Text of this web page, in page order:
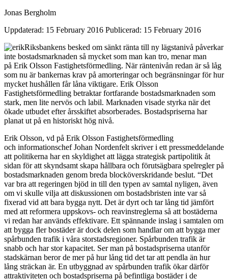
Jonas Bergholm
Uppdaterad: 15 February 2016 Publicerad: 15 February 2016
Riksbankens besked om sänkt ränta till ny lägstanivå påverkar
inte bostadsmarknaden så mycket som man kan tro, menar man
på Erik Olsson Fastighetsförmedling. När räntenivån redan är så låg
som nu är bankernas krav på amorteringar och begränsningar för hur
mycket hushållen får låna viktigare. Erik Olsson
Fastighetsförmedling betraktar fortfarande bostadsmarknaden som
stark, men lite nervös och labil. Marknaden visade styrka när det
ökade utbudet efter årsskiftet absorberades. Bostadspriserna har
planat ut på en historiskt hög nivå.
Erik Olsson, vd på Erik Olsson Fastighetsförmedling
och informationschef Johan Nordenfelt skriver i ett pressmeddelande
att politikerna har en skyldighet att lägga strategisk partipolitik åt
sidan för att skyndsamt skapa hållbara och förutsägbara spelregler på
bostadsmarknaden genom breda blocköverskridande beslut. “Det
var bra att regeringen bjöd in till den typen av samtal nyligen, även
om vi skulle vilja att diskussionen om bostadsbristen inte var så
fixerad vid att bara bygga nytt. Det är dyrt och tar lång tid jämfört
med att reformera uppskovs- och reavinstreglerna så att bostäderna
vi redan har används effektivare. Ett spännande inslag i samtalen om
att bygga fler bostäder är dock delen som handlar om att bygga mer
spårbunden trafik i våra storstadsregioner. Spårbunden trafik är
snabb och har stor kapacitet. Ser man på bostadspriserna utanför
stadskärnan beror de mer på hur lång tid det tar att pendla än hur
lång sträckan är. En utbyggnad av spårbunden trafik ökar därför
attraktiviteten och bostadspriserna på befintliga bostäder i de